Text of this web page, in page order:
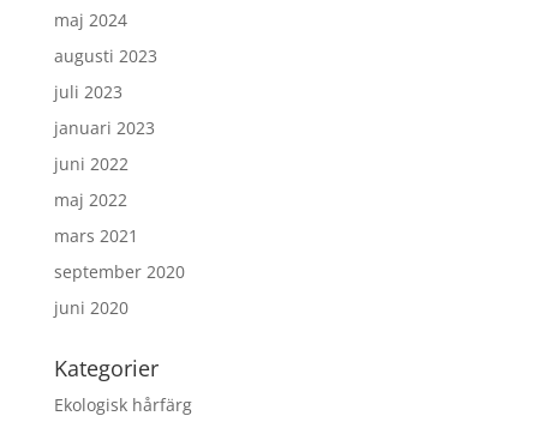
maj 2024
augusti 2023
juli 2023
januari 2023
juni 2022
maj 2022
mars 2021
september 2020
juni 2020
Kategorier
Ekologisk hårfärg